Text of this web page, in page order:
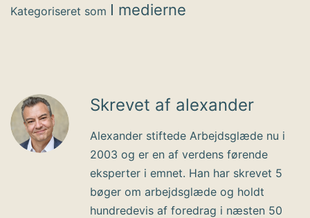
Kategoriseret som I medierne
Skrevet af alexander
Alexander stiftede Arbejdsglæde nu i
2003 og er en af verdens førende
eksperter i emnet. Han har skrevet 5
bøger om arbejdsglæde og holdt
hundredevis af foredrag i næsten 50